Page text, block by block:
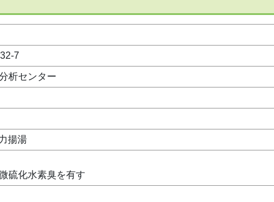
7
析センター
揚湯
硫化水素臭を有す